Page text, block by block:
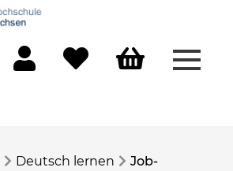
Deutsch lernen
Job-